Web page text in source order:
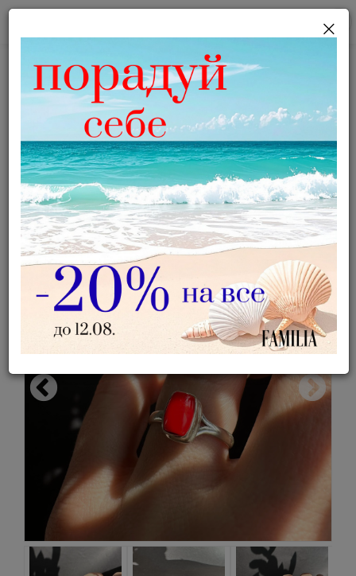
Главная Каталог
Кольцо с Кораллом натуральным из серебра
×
Кольцо с Кораллом натуральным
из серебра
1394 грн 1742 грн
Скидка 20%
Код товара:02685
Доступность:Нет в наличии